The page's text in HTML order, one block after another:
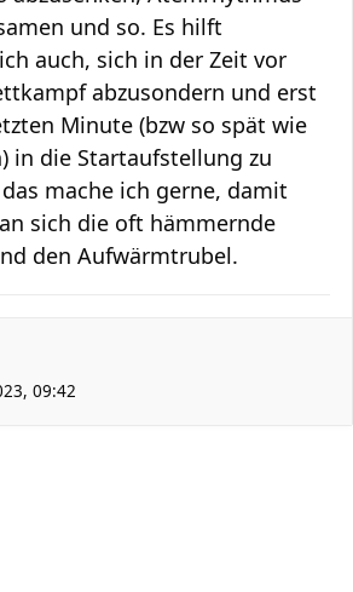
und so. Es hilft
auch, sich in der Zeit vor
abzusondern und erst
Minute (bzw so spät wie
in die Startaufstellung zu
mache ich gerne, damit
sich die oft hämmernde
den Aufwärmtrubel.
09:42